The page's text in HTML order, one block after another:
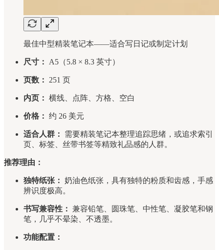
最佳中型精装笔记本——适合写日记或制定计划
尺寸： A5（5.8 × 8.3 英寸）
页数： 251 页
内页： 横线、点阵、方格、空白
价格： 约 26 美元
适合人群：
需要精装笔记本整理追踪思绪，或追求索引
页、标签、丝带书签等精致礼品感的人群。
推荐理由：
独特纸张： 奶油色纸张，具有独特的粉质和齿感，手感
辨识度极高。
书写兼容性： 兼容铅笔、圆珠笔、中性笔、凝胶笔和钢
笔，几乎不晕染、不透墨。
功能配置：